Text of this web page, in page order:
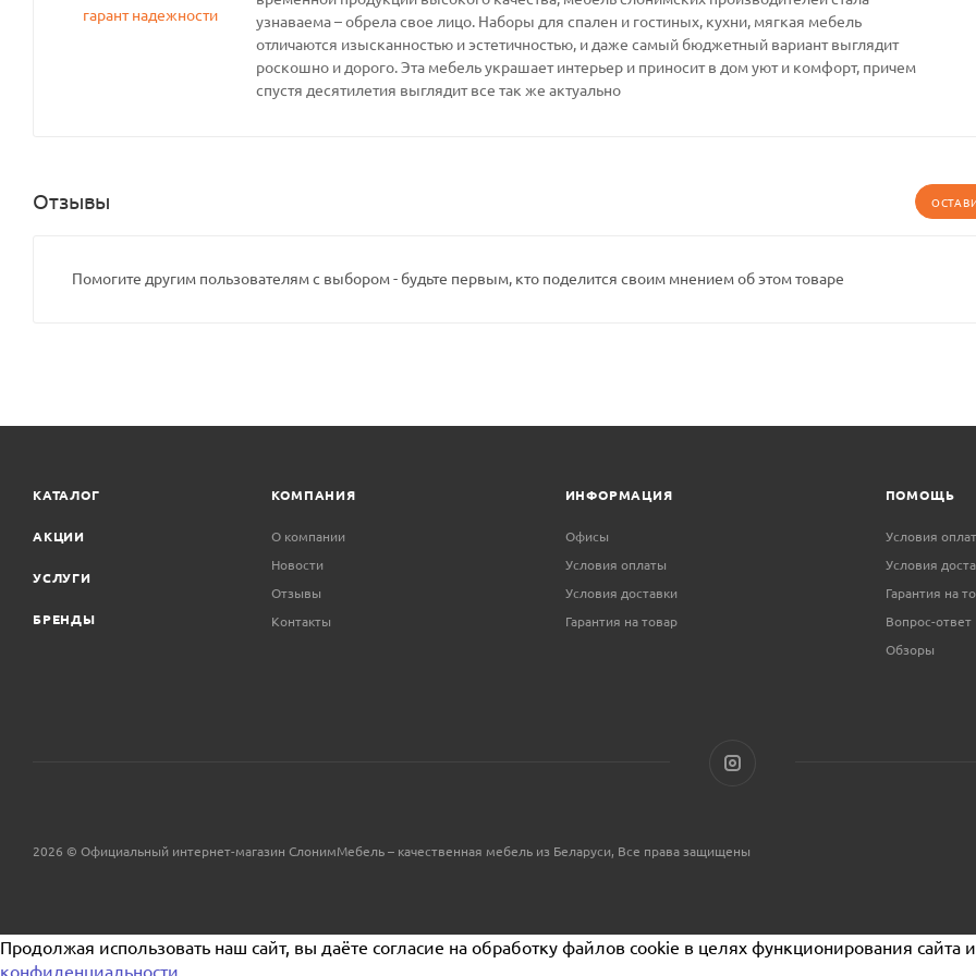
узнаваема – обрела свое лицо. Наборы для спален и гостиных, кухни, мягкая мебель
отличаются изысканностью и эстетичностью, и даже самый бюджетный вариант выглядит
роскошно и дорого. Эта мебель украшает интерьер и приносит в дом уют и комфорт, причем
спустя десятилетия выглядит все так же актуально
Отзывы
Помогите другим пользователям с выбором - будьте первым, кто поделится своим мнением об этом товаре
КАТАЛОГ
АКЦИИ
УСЛУГИ
БРЕНДЫ
КОМПАНИЯ
О компании
Новости
Отзывы
Контакты
ИНФОРМАЦИЯ
Офисы
Условия оплаты
Условия доставки
Гарантия на товар
ПОМОЩЬ
Условия
Условия
Гарантия на
Вопрос-ответ
Обзоры
2026 © Официальный интернет-магазин СлонимМебель – качественная мебель из Беларуси, Все права защищены
Продолжая использовать наш сайт, вы даёте согласие на обработку файлов cookie в целях функционирования сайта и
конфиденциальности